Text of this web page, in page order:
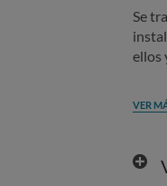
Se
ellos
VER